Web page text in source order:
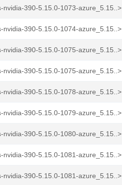
nvidia-390-5.15.0-1073-azure_5.15..>
nvidia-390-5.15.0-1074-azure_5.15..>
nvidia-390-5.15.0-1075-azure_5.15..>
nvidia-390-5.15.0-1075-azure_5.15..>
nvidia-390-5.15.0-1078-azure_5.15..>
nvidia-390-5.15.0-1079-azure_5.15..>
nvidia-390-5.15.0-1080-azure_5.15..>
nvidia-390-5.15.0-1081-azure_5.15..>
nvidia-390-5.15.0-1081-azure_5.15..>